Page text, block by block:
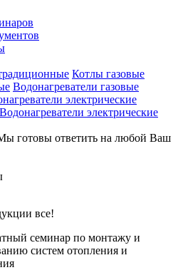
Котлы газовые
Водонагреватели газовые
электрические
Водонагреватели электрические
готовы ответить на любой Ваш
все!
семинар по монтажу и
систем отопления и